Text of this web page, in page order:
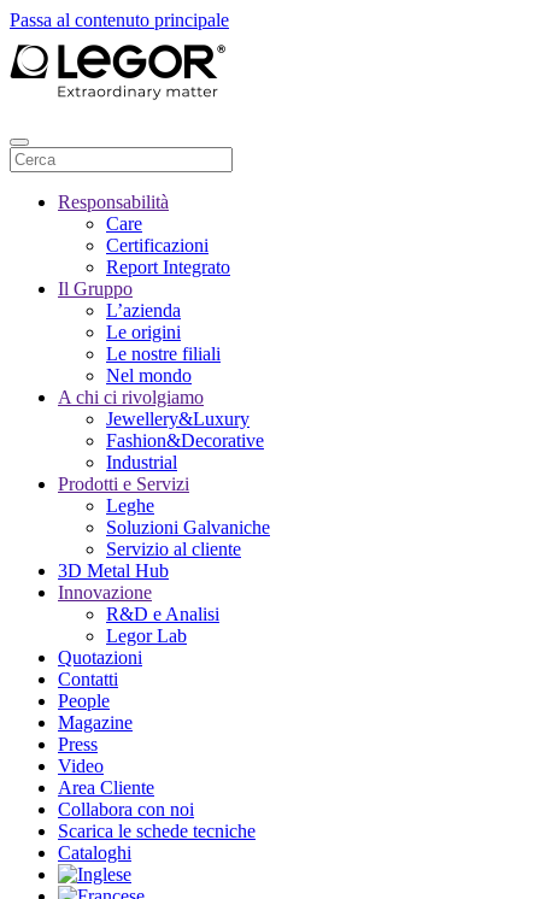
Passa al contenuto principale
Responsabilità
Care
Certificazioni
Report Integrato
Il Gruppo
L’azienda
Le origini
Le nostre filiali
Nel mondo
A chi ci rivolgiamo
Jewellery&Luxury
Fashion&Decorative
Industrial
Prodotti e Servizi
Leghe
Soluzioni Galvaniche
Servizio al cliente
3D Metal Hub
Innovazione
R&D e Analisi
Legor Lab
Quotazioni
Contatti
People
Magazine
Press
Video
Area Cliente
Collabora con noi
Scarica le schede tecniche
Cataloghi